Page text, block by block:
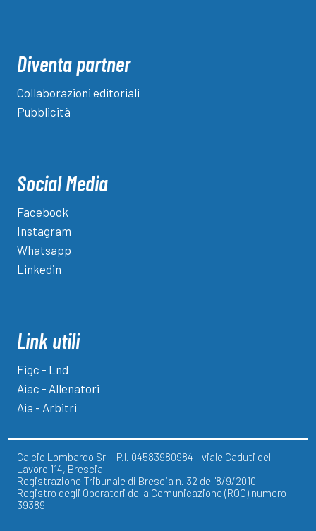
Diventa partner
Collaborazioni editoriali
Pubblicità
Social Media
Facebook
Instagram
Whatsapp
Linkedin
Link utili
Figc - Lnd
Aiac - Allenatori
Aia - Arbitri
Calcio Lombardo Srl - P.I. 04583980984 - viale Caduti del
Lavoro 114, Brescia
Registrazione Tribunale di Brescia n. 32 dell'8/9/2010
Registro degli Operatori della Comunicazione (ROC) numero
39389